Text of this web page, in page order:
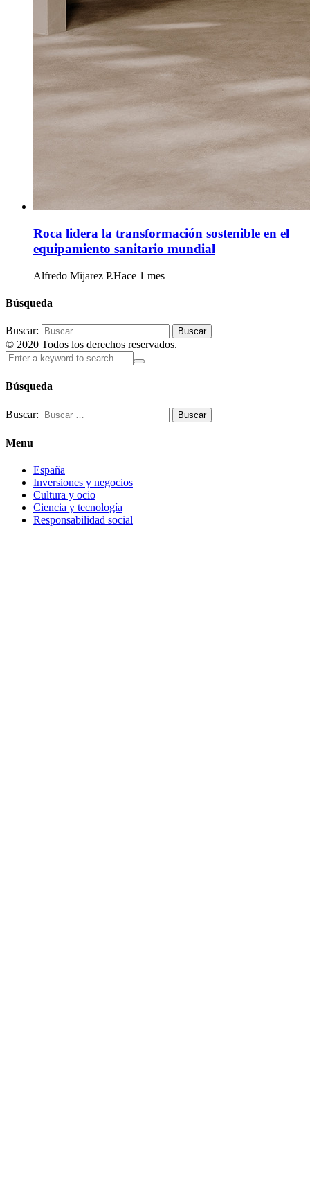
Roca lidera la transformación sostenible en el
equipamiento sanitario mundial
Alfredo Mijarez P.Hace 1 mes
Búsqueda
Buscar:
© 2020 Todos los derechos reservados.
Búsqueda
Buscar:
Menu
España
Inversiones y negocios
Cultura y ocio
Ciencia y tecnología
Responsabilidad social